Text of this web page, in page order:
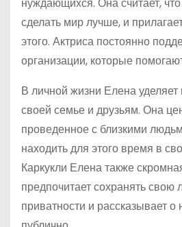
сделать мир лучше, и
этого. Актриса постоянно
организации, которые
В личной жизни Елена
своей семье и друзьям. Она
проведенное с близкими
находить для этого время в
Каркукли Елена также
предпочитает сохранять свою
приватности и рассказывает